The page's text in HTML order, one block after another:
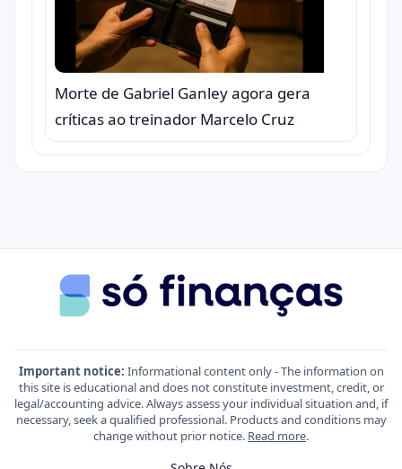
Morte de Gabriel Ganley agora gera
críticas ao treinador Marcelo Cruz
Important notice: Informational content only - The information on
this site is educational and does not constitute investment, credit, or
legal/accounting advice. Always assess your individual situation and, if
necessary, seek a qualified professional. Products and conditions may
change without prior notice. Read more.